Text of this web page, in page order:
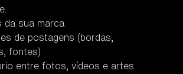
da sua marca
de postagens (bordas,
fontes)
entre fotos, vídeos e artes